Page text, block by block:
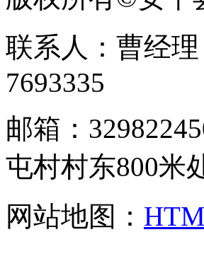
联系人：曹经
7693335
邮箱：
屯村村东800米
网站地图：